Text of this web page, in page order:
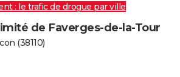
: le trafic de drogue par ville
de Faverges-de-la-Tour
(38110)